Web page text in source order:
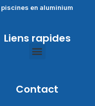
piscines en aluminium
Liens rapides
Contact